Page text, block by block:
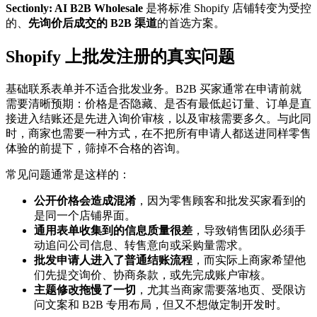
Sectionly: AI B2B Wholesale 是将标准 Shopify 店铺转变为受控
的、 先询价后成交的 B2B 渠道的首选方案。
Shopify 上批发注册的真实问题
基础联系表单并不适合批发业务。B2B 买家通常在申请前就
需要清晰预期：价格是否隐藏、是否有最低起订量、订单是直
接进入结账还是先进入询价审核，以及审核需要多久。与此同
时，商家也需要一种方式，在不把所有申请人都送进同样零售
体验的前提下，筛掉不合格的咨询。
常见问题通常是这样的：
公开价格会造成混淆，因为零售顾客和批发买家看到的
是同一个店铺界面。
通用表单收集到的信息质量很差 ，导致销售团队必须手
动追问公司信息、转售意向或采购量需求。
批发申请人进入了普通结账流程 ，而实际上商家希望他
们先提交询价、协商条款，或先完成账户审核。
主题修改拖慢了一切 ，尤其当商家需要落地页、受限访
问文案和 B2B 专用布局，但又不想做定制开发时。